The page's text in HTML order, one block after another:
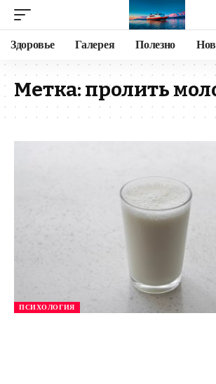
Здоровье Галерея Полезно
Метка: пролить
ПСИХОЛОГИЯ